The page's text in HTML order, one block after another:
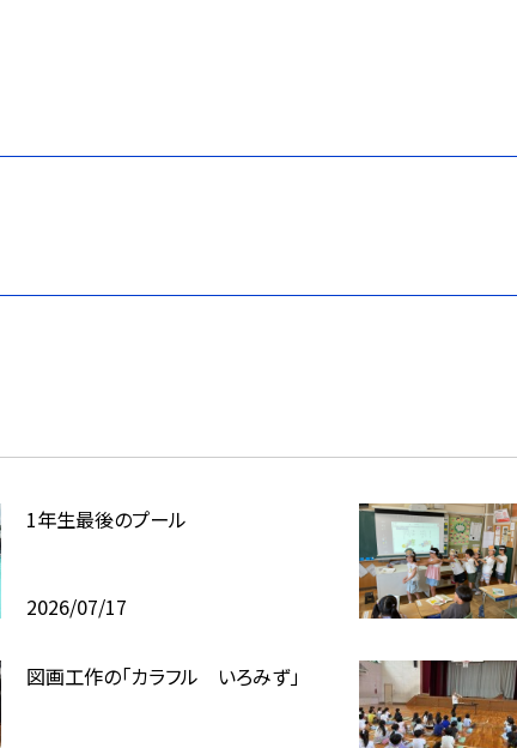
1年生最後のプール
2026/07/17
図画工作の「カラフル いろみず」